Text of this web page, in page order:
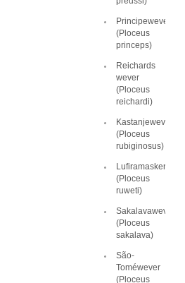
Principewever
(Ploceus
princeps)
Reichards
wever
(Ploceus
reichardi)
Kastanjewever
(Ploceus
rubiginosus)
Lufiramaskerwever
(Ploceus
ruweti)
Sakalavawever
(Ploceus
sakalava)
São-
Toméwever
(Ploceus